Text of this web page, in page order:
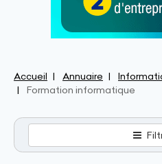
Accueil Annuaire
Formation informatique